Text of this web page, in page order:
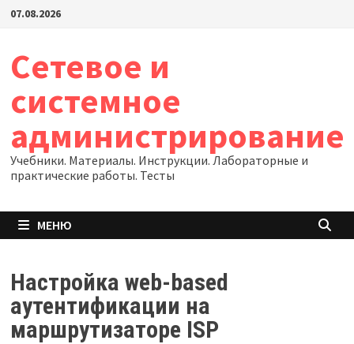
Перейти
07.08.2026
Сетевое и
системное
администрирование
Учебники. Материалы. Инструкции. Лабораторные и
практические работы. Тесты
МЕНЮ
Настройка web-based
аутентификации на
маршрутизаторе ISP